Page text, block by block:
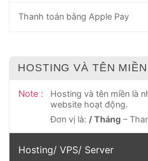
Thanh toán bằng Apple Pay
HOSTING VÀ TÊN MIỀN
Note :
Hosting và tên miền là
website hoạt động.
Đơn vị là: / Tháng –
Hosting/ VPS/ Server